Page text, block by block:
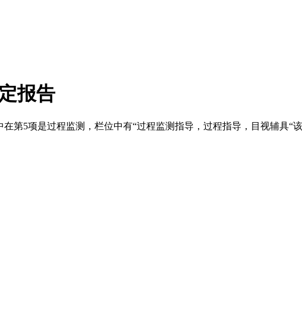
报告
第5项是过程监测，栏位中有“过程监测指导，过程指导，目视辅具“